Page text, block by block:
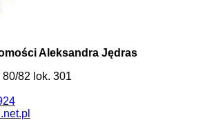
Aleksandra Jędras
82 lok. 301